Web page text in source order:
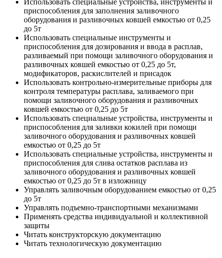
приспособления для заполнения заливочного
оборудования и разливочных ковшей емкостью от 0,25
до 5т
Использовать специальные инструменты и
приспособления для дозирования и ввода в расплав,
разливаемый при помощи заливочного оборудования и
разливочных ковшей емкостью от 0,25 до 5т,
модификаторов, раскислителей и присадок
Использовать контрольно-измерительные приборы для
контроля температуры расплава, заливаемого при
помощи заливочного оборудования и разливочных
ковшей емкостью от 0,25 до 5т
Использовать специальные устройства, инструменты и
приспособления для заливки кокилей при помощи
заливочного оборудования и разливочных ковшей
емкостью от 0,25 до 5т
Использовать специальные устройства, инструменты и
приспособления для слива остатков расплава из
заливочного оборудования и разливочных ковшей
емкостью от 0,25 до 5т в изложницу
Управлять заливочным оборудованием емкостью от 0,25
до 5т
Управлять подъемно-транспортными механизмами
Применять средства индивидуальной и коллективной
защиты
Читать конструкторскую документацию
Читать технологическую документацию